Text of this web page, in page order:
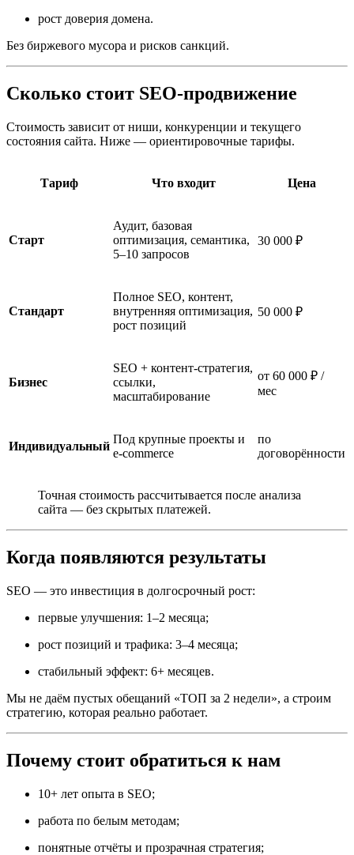
рост доверия домена.
Без биржевого мусора и рисков санкций.
Сколько стоит SEO-продвижение
Стоимость зависит от ниши, конкуренции и текущего
состояния сайта. Ниже — ориентировочные тарифы.
Тариф Что входит Цена
Старт
Аудит, базовая
оптимизация, семантика,
5–10 запросов
30 000 ₽
Стандарт
Полное SEO, контент,
внутренняя оптимизация,
рост позиций
50 000 ₽
Бизнес
SEO + контент-стратегия,
ссылки,
масштабирование
от 60 000 ₽ /
мес
Индивидуальный
Под крупные проекты и
e-commerce
по
договорённости
Точная стоимость рассчитывается после анализа
сайта — без скрытых платежей.
Когда появляются результаты
SEO — это инвестиция в долгосрочный рост:
первые улучшения: 1–2 месяца;
рост позиций и трафика: 3–4 месяца;
стабильный эффект: 6+ месяцев.
Мы не даём пустых обещаний «ТОП за 2 недели», а строим
стратегию, которая реально работает.
Почему стоит обратиться к нам
10+ лет опыта в SEO;
работа по белым методам;
понятные отчёты и прозрачная стратегия;